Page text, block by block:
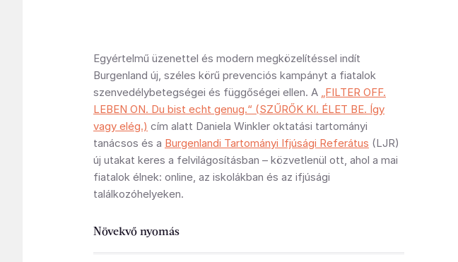
Egyértelmű üzenettel és modern megközelítéssel indít
Burgenland új, széles körű prevenciós kampányt a fiatalok
szenvedélybetegségei és függőségei ellen. A „FILTER OFF.
LEBEN ON. Du bist echt genug.“ (SZŰRŐK KI. ÉLET BE. Így
vagy elég.) cím alatt Daniela Winkler oktatási tartományi
tanácsos és a Burgenlandi Tartományi Ifjúsági Referátus (LJR)
új utakat keres a felvilágosításban – közvetlenül ott, ahol a mai
fiatalok élnek: online, az iskolákban és az ifjúsági
találkozóhelyeken.
Növekvő nyomás